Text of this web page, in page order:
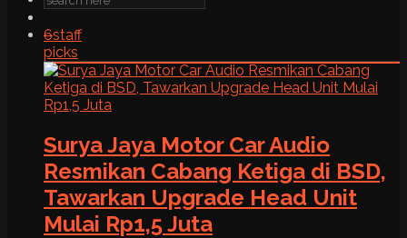
6staff
picks
Surya Jaya Motor Car Audio
Resmikan Cabang Ketiga di BSD,
Tawarkan Upgrade Head Unit
Mulai Rp1,5 Juta